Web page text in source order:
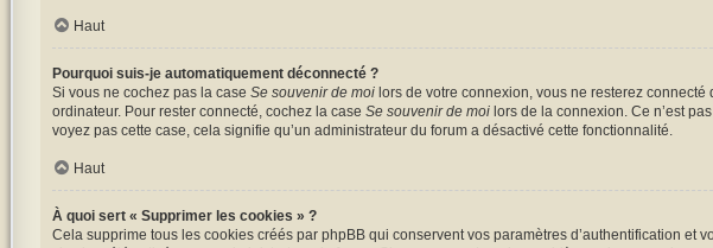
Haut
Pourquoi suis-je automatiquement déconnecté ?
Si vous ne cochez pas la case Se souvenir de moilors de votre connexion, vous ne resterez connecté
ordinateur. Pour rester connecté, cochez la case Se souvenir de moilors de la connexion. Ce n’est
voyez pas cette case, cela signifie qu’un administrateur du forum a désactivé cette fonctionnalité.
Haut
À quoi sert « Supprimer les cookies » ?
Cela supprime tous les cookies créés par phpBB qui conservent vos paramètres d’authentification